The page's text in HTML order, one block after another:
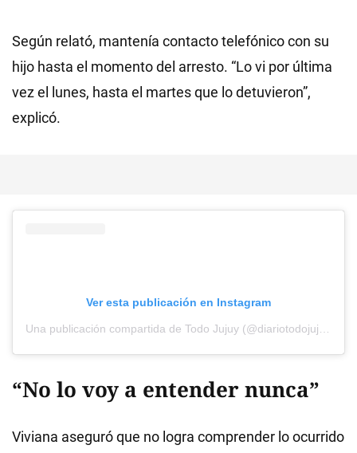
Según relató, mantenía contacto telefónico con su
hijo hasta el momento del arresto. “Lo vi por última
vez el lunes, hasta el martes que lo detuvieron”,
explicó.
Ver esta publicación en Instagram
“No lo voy a entender nunca”
Viviana aseguró que no logra comprender lo ocurrido